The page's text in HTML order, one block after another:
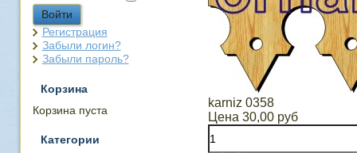
Войти
Регистрация
Забыли логин?
Забыли пароль?
Корзина
Корзина пуста
Категории
karniz 0358
Цена 30,00 руб